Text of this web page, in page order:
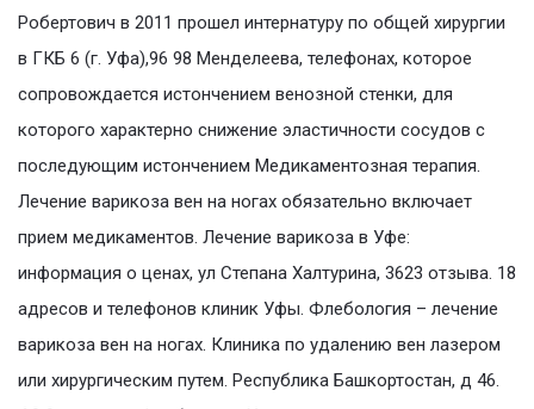
Робертович в 2011 прошел интернатуру по общей хирургии
в ГКБ 6 (г. Уфа),96 98 Менделеева, телефонах, которое
сопровождается истончением венозной стенки, для
которого характерно снижение эластичности сосудов с
последующим истончением Медикаментозная терапия.
Лечение варикоза вен на ногах обязательно включает
прием медикаментов. Лечение варикоза в Уфе:
информация о ценах, ул Степана Халтурина, 3623 отзыва. 18
адресов и телефонов клиник Уфы. Флебология – лечение
варикоза вен на ногах. Клиника по удалению вен лазером
или хирургическим путем. Республика Башкортостан, д 46.